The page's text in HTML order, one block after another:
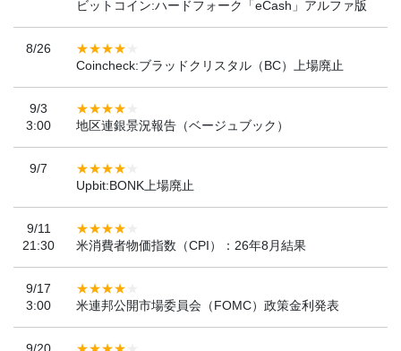
ビットコイン:ハードフォーク「eCash」アルファ版
8/26
Coincheck:ブラッドクリスタル（BC）上場廃止
9/3
3:00
地区連銀景況報告（ベージュブック）
9/7
Upbit:BONK上場廃止
9/11
21:30
米消費者物価指数（CPI）：26年8月結果
9/17
3:00
米連邦公開市場委員会（FOMC）政策金利発表
9/20